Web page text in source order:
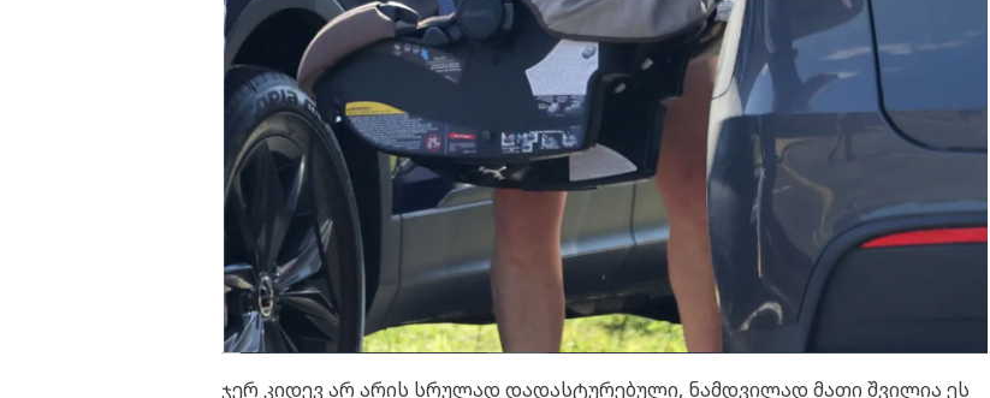
ჯერ კიდევ არ არის სრულად დადასტურებული, ნამდვილად მათი შვილია ეს